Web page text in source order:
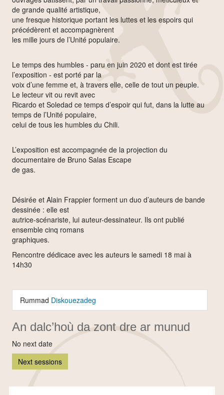
de grande qualité artistique,
une fresque historique portant les luttes et les espoirs qui
précédèrent et accompagnèrent
les mille jours de l’Unité populaire.
Le temps des humbles - paru en juin 2020 et dont est tirée
l’exposition - est porté par la
voix d’une femme et, à travers elle, celle de tout un peuple.
Le lecteur vit ou revit avec
Ricardo et Soledad ce temps d’espoir qui fut, dans la lutte au
temps de l’Unité populaire,
celui de tous les humbles du Chili.
L’exposition est accompagnée de la projection du
documentaire de Bruno Salas Escape
de gas.
Désirée et Alain Frappier forment un duo d’auteurs de bande
dessinée : elle est
autrice-scénariste, lui auteur-dessinateur. Ils ont publié
ensemble cinq romans
graphiques.
Rencontre dédicace avec les auteurs le samedi 18 mai à
14h30
Rummad Diskouezadeg
An dalc’hoù da zont dre ar munud
No next date
Next sessions